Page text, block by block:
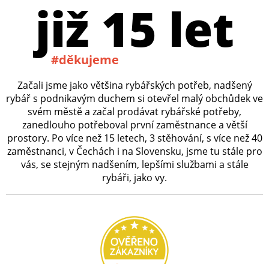
již 15 let
#děkujeme
Začali jsme jako většina rybářských potřeb, nadšený
rybář s podnikavým duchem si otevřel malý obchůdek ve
svém městě a začal prodávat rybářské potřeby,
zanedlouho potřeboval první zaměstnance a větší
prostory. Po více než 15 letech, 3 stěhování, s více než 40
zaměstnanci, v Čechách i na Slovensku, jsme tu stále pro
vás, se stejným nadšením, lepšími službami a stále
rybáři, jako vy.